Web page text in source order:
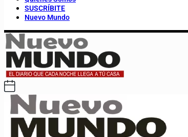
SUSCRÍBITE
Nuevo Mundo